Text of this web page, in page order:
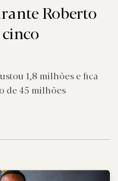
Roberto
1,8 milhões e fica
de 45 milhões